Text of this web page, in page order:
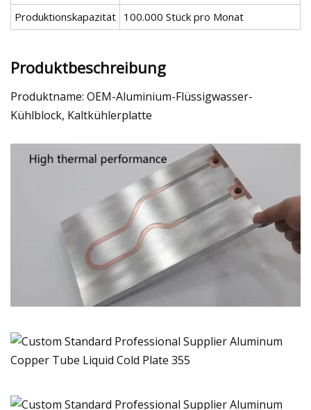
Produktionskapazität 100.000 Stück pro Monat
Produktbeschreibung
Produktname: OEM-Aluminium-Flüssigwasser-
Kühlblock, Kaltkühlerplatte